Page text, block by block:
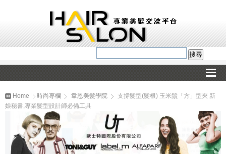
Home 時尚專欄 韋恩美髮學院
支撐髮型(髮根) 玉米鬚「方」型夾 新
娘秘書,專業髮型設計師必備工具